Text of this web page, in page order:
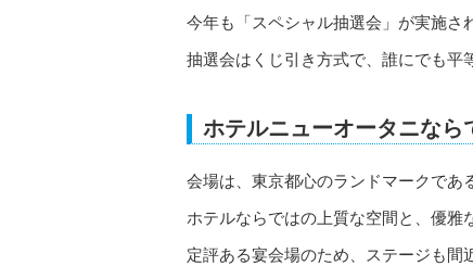
今年も「スペシャル抽選会」が実施さ
抽選会はくじ引き方式で、誰にでも平
ホテルニューオータニなら
会場は、東京都心のランドマークであ
ホテルならではの上質な空間と、優雅
定評ある宴会場のため、ステージも間